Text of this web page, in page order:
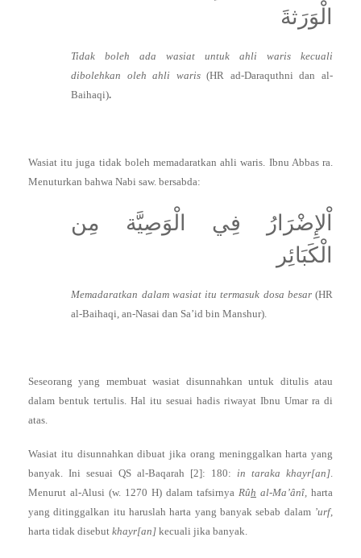
الْوَرَثةَ
Tidak boleh ada wasiat untuk ahli waris kecuali
dibolehkan oleh ahli waris(HR ad-Daraquthni dan al-
Baihaqi).
Wasiat itu juga tidak boleh memadaratkan ahli waris. Ibnu Abbas ra.
Menuturkan bahwa Nabi saw. bersabda:
اْلإِضْرَارُ فِي الْوَصِيَّة مِن
الْكَبَائِر
Memadaratkan dalam wasiat itu termasuk dosa besar (HR
al-Baihaqi, an-Nasai dan Sa’id bin Manshur).
Seseorang yang membuat wasiat disunnahkan untuk ditulis atau
dalam bentuk tertulis. Hal itu sesuai hadis riwayat Ibnu Umar ra di
atas.
Wasiat itu disunnahkan dibuat jika orang meninggalkan harta yang
banyak. Ini sesuai QS al-Baqarah [2]: 180: in taraka khayr[an].
Menurut al-Alusi (w. 1270 H) dalam tafsirnya Rûh al-Ma’ânî, harta
yang ditinggalkan itu haruslah harta yang banyak sebab dalam ’urf,
harta tidak disebut khayr[an] kecuali jika banyak.